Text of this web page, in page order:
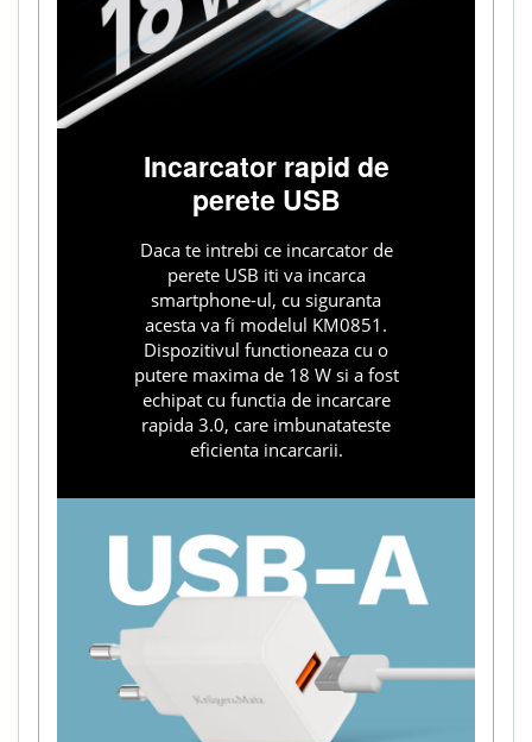
Incarcator rapid de
perete USB
Daca te intrebi ce incarcator de
perete USB iti va incarca
smartphone-ul, cu siguranta
acesta va fi modelul KM0851.
Dispozitivul functioneaza cu o
putere maxima de 18 W si a fost
echipat cu functia de incarcare
rapida 3.0, care imbunatateste
eficienta incarcarii.